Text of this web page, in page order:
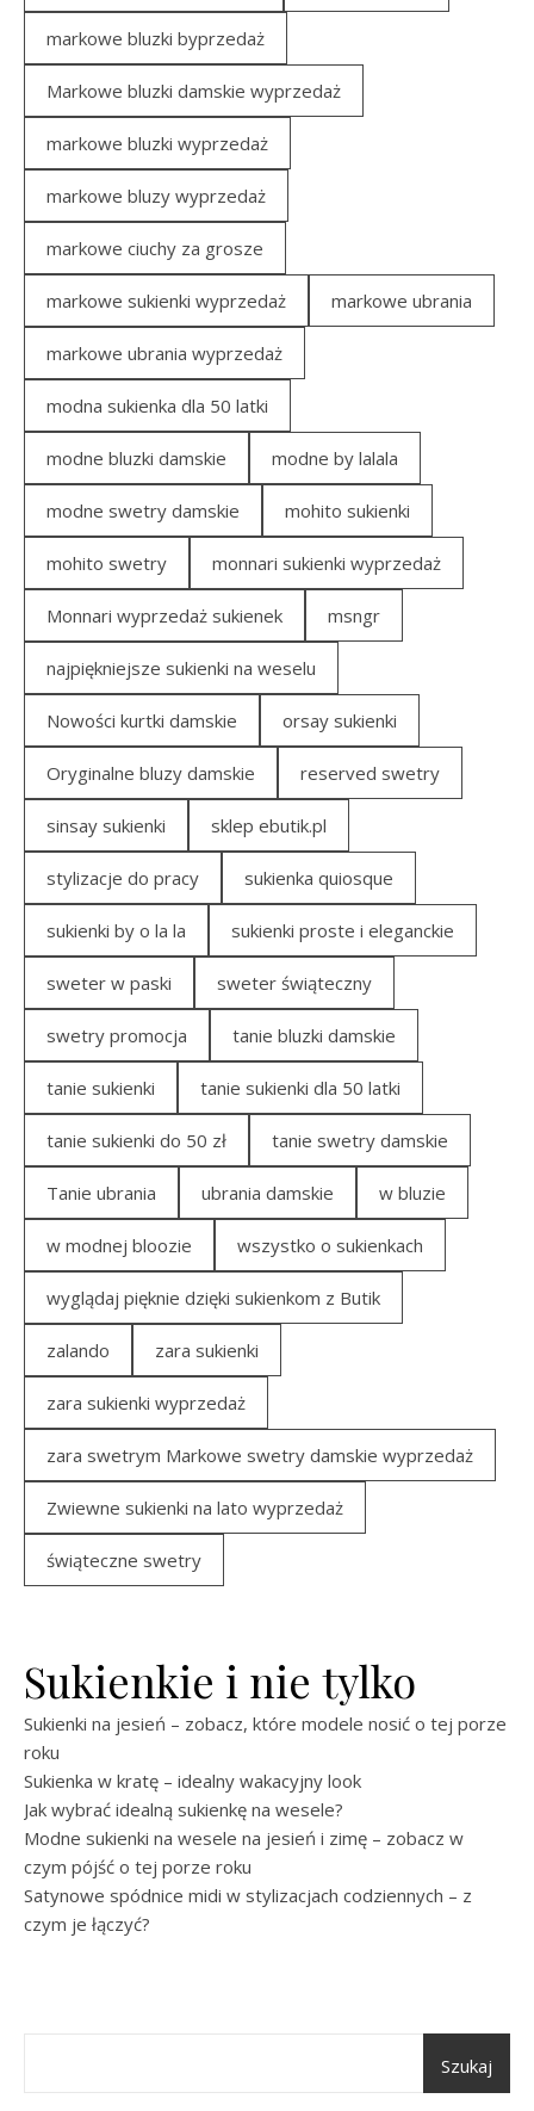
markowe bluzki byprzedaż
Markowe bluzki damskie wyprzedaż
markowe bluzki wyprzedaż
markowe bluzy wyprzedaż
markowe ciuchy za grosze
markowe sukienki wyprzedaż markowe ubrania
markowe ubrania wyprzedaż
modna sukienka dla 50 latki
modne bluzki damskie modne by lalala
modne swetry damskie mohito sukienki
mohito swetry monnari sukienki wyprzedaż
Monnari wyprzedaż sukienek msngr
najpiękniejsze sukienki na weselu
Nowości kurtki damskie orsay sukienki
Oryginalne bluzy damskie reserved swetry
sinsay sukienki sklep ebutik.pl
stylizacje do pracy sukienka quiosque
sukienki by o la la sukienki proste i eleganckie
sweter w paski sweter świąteczny
swetry promocja tanie bluzki damskie
tanie sukienki tanie sukienki dla 50 latki
tanie sukienki do 50 zł tanie swetry damskie
Tanie ubrania ubrania damskie w bluzie
w modnej bloozie wszystko o sukienkach
wyglądaj pięknie dzięki sukienkom z Butik
zalando zara sukienki
zara sukienki wyprzedaż
zara swetrym Markowe swetry damskie wyprzedaż
Zwiewne sukienki na lato wyprzedaż
świąteczne swetry
Sukienkie i nie tylko
Sukienki na jesień – zobacz, które modele nosić o tej porze
roku
Sukienka w kratę – idealny wakacyjny look
Jak wybrać idealną sukienkę na wesele?
Modne sukienki na wesele na jesień i zimę – zobacz w
czym pójść o tej porze roku
Satynowe spódnice midi w stylizacjach codziennych – z
czym je łączyć?
Szukaj